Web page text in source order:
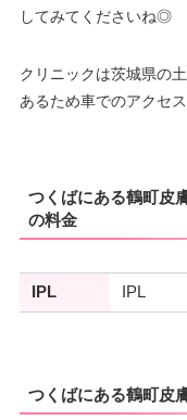
してみてくださいね◎
クリニックは茨城県の
あるため車でのアクセス
つくばにある鶴町皮
の料金
IPL IPL
つくばにある鶴町皮